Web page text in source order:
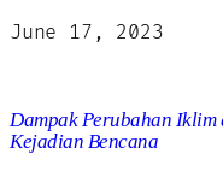
June 17, 2023
Dampak Perubahan Iklim
Kejadian Bencana